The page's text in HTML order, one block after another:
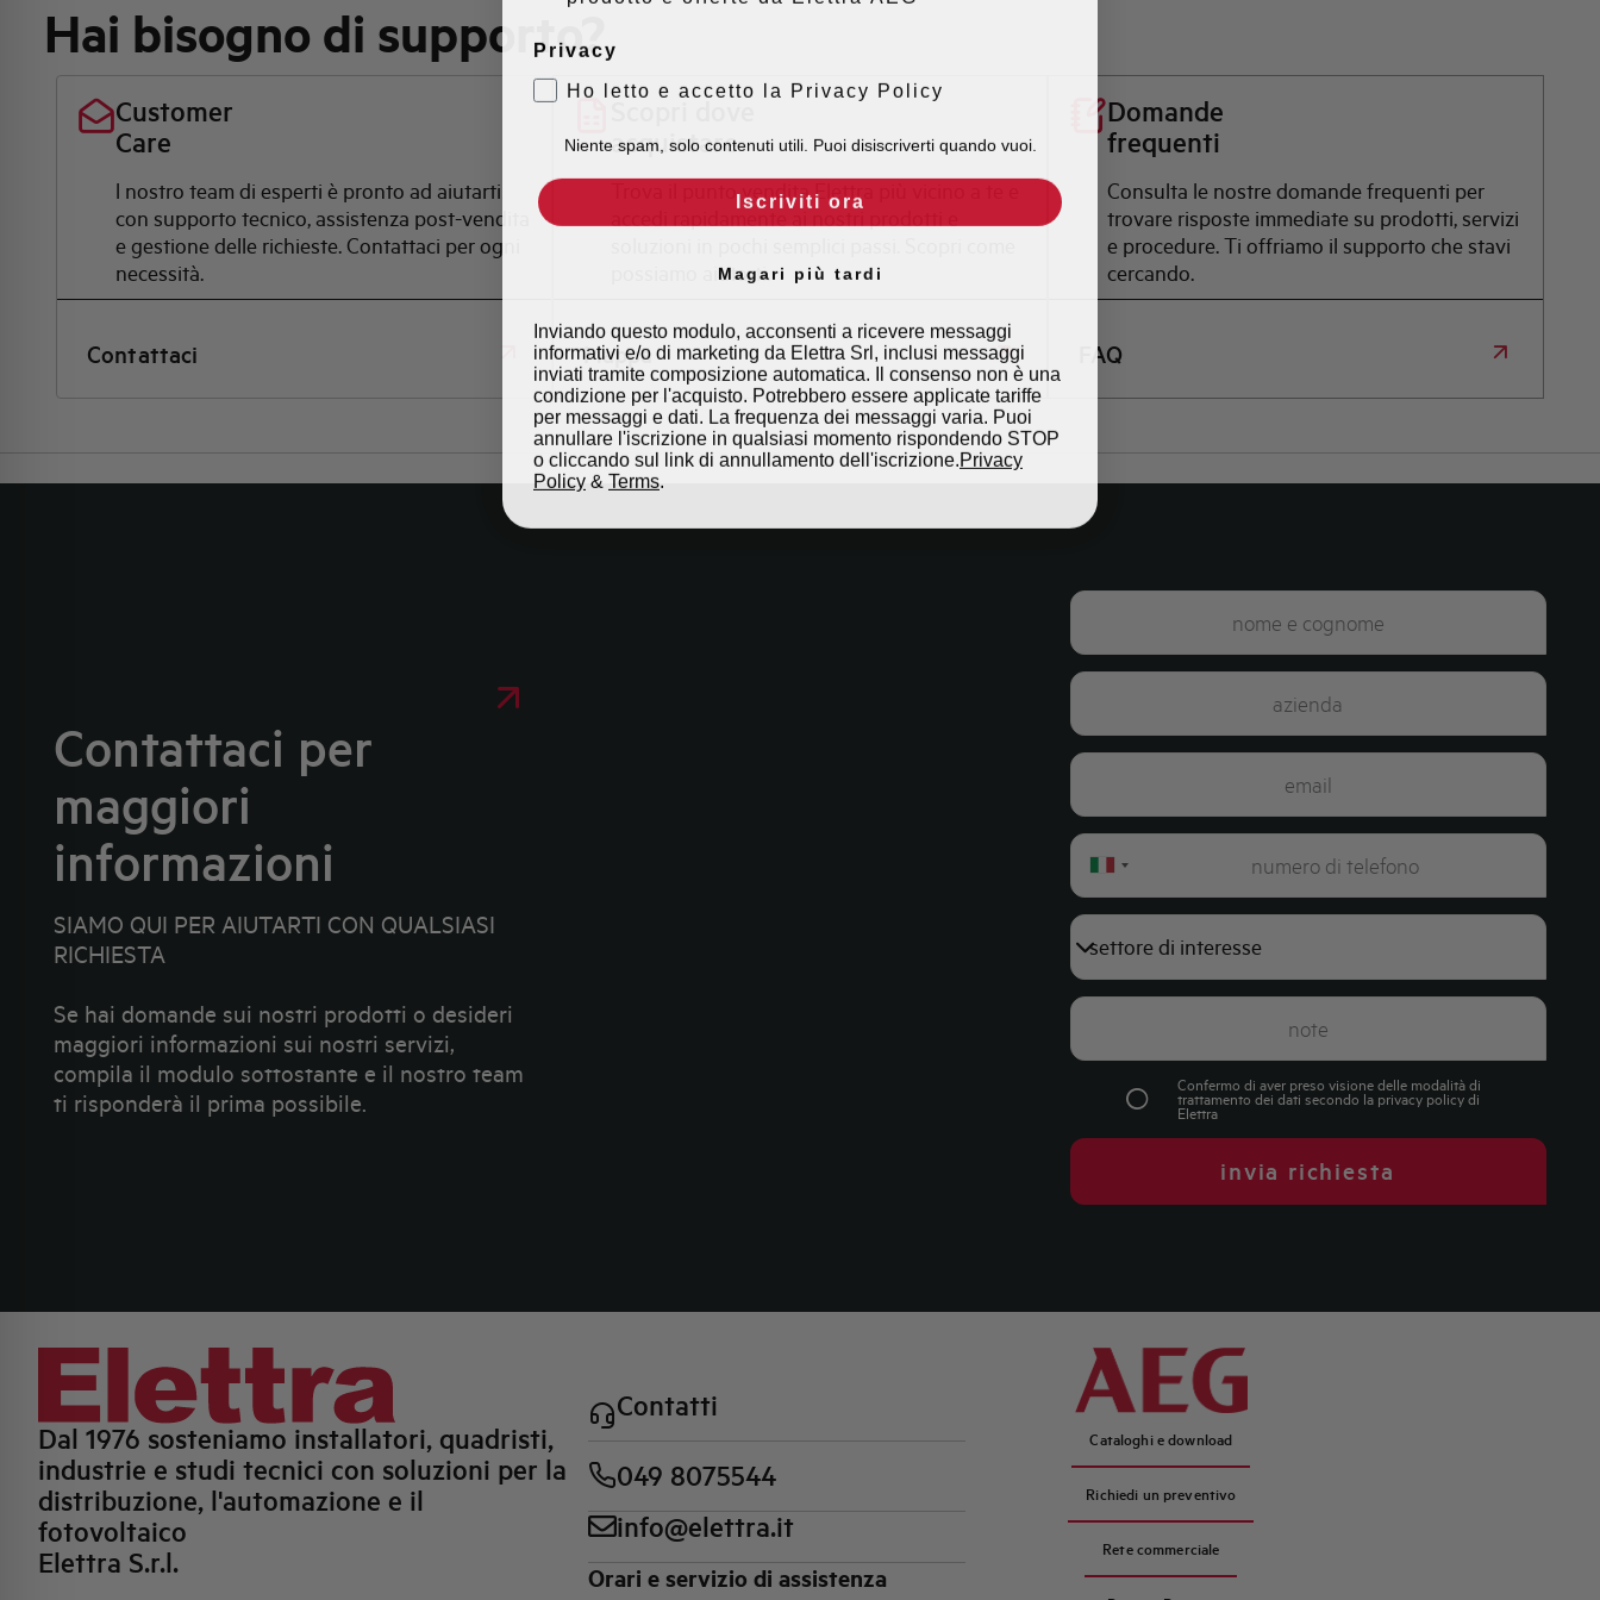
Hai bisogno di supporto?
Customer
Care
l nostro team di esperti è pronto ad aiutarti
con supporto tecnico, assistenza post-vendita
e gestione delle richieste. Contattaci per ogni
necessità.
Contattaci
acquistare
Trova il punto vendita Elettra più vicino a te e
accedi rapidamente ai nostri prodotti e
possiamo aiutarti.
Mappa
Domande
frequenti
Consulta le nostre domande frequenti per
trovare risposte immediate su prodotti, servizi
e procedure. Ti offriamo il supporto che stavi
cercando.
FAQ
Contattaci per
maggiori
informazioni
SIAMO QUI PER AIUTARTI CON QUALSIASI
RICHIESTA
Se hai domande sui nostri prodotti o desideri
maggiori informazioni sui nostri servizi,
compila il modulo sottostante e il nostro team
ti risponderà il prima possibile.
Italy
+39
Confermo di aver preso visione delle modalità di
trattamento dei dati secondo la privacy policydi
Elettra
invia richiesta
Dal 1976 sosteniamo installatori, quadristi,
industrie e studi tecnici con soluzioni per la
distribuzione, l'automazione e il
fotovoltaico
Elettra S.r.l.
Contatti
049 8075544
info@elettra.it
Orari e servizio di assistenza
Cataloghi e download
Richiedi un preventivo
Rete commerciale
informativi e/o di marketing da Elettra Srl, inclusi messaggi
inviati tramite composizione automatica. Il consenso non è una
condizione per l'acquisto. Potrebbero essere applicate tariffe
per messaggi e dati. La frequenza dei messaggi varia. Puoi
annullare l'iscrizione in qualsiasi momento rispondendo STOP
o cliccando sul link di annullamento dell'iscrizione.Privacy
Policy&Terms